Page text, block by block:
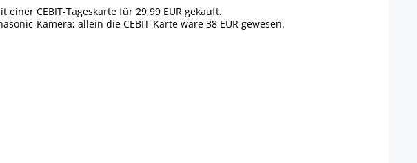
CEBIT-Tageskarte für 29,99 EUR gekauft.
Kamera; allein die CEBIT-Karte wäre 38 EUR gewesen.